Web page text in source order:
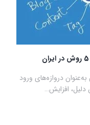
دروازه‌های ورود
دلیل، افزایش…